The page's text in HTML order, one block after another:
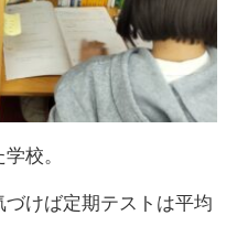
校。
けば定期テストは平均